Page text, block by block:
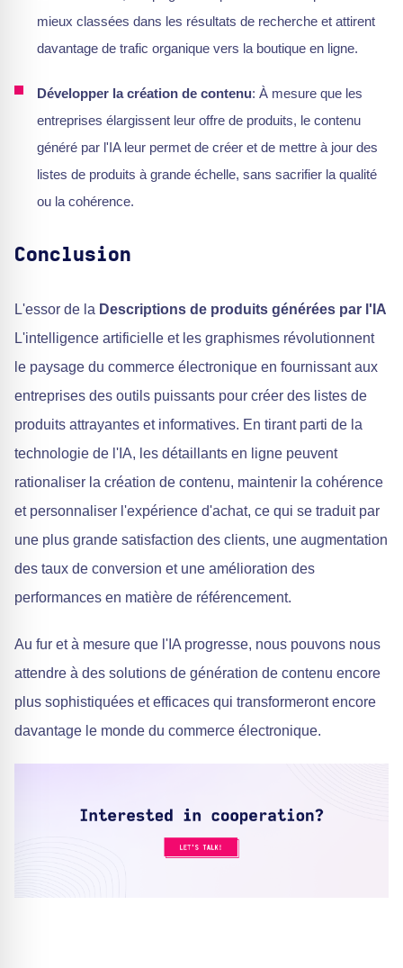
mieux classées dans les résultats de recherche et attirent
davantage de trafic organique vers la boutique en ligne.
Développer la création de contenu: À mesure que les
entreprises élargissent leur offre de produits, le contenu
généré par l'IA leur permet de créer et de mettre à jour des
listes de produits à grande échelle, sans sacrifier la qualité
ou la cohérence.
Conclusion
L'essor de la Descriptions de produits générées par l'IA
L'intelligence artificielle et les graphismes révolutionnent
le paysage du commerce électronique en fournissant aux
entreprises des outils puissants pour créer des listes de
produits attrayantes et informatives. En tirant parti de la
technologie de l'IA, les détaillants en ligne peuvent
rationaliser la création de contenu, maintenir la cohérence
et personnaliser l'expérience d'achat, ce qui se traduit par
une plus grande satisfaction des clients, une augmentation
des taux de conversion et une amélioration des
performances en matière de référencement.
Au fur et à mesure que l'IA progresse, nous pouvons nous
attendre à des solutions de génération de contenu encore
plus sophistiquées et efficaces qui transformeront encore
davantage le monde du commerce électronique.